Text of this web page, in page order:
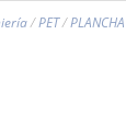
/PET/PLANCHA